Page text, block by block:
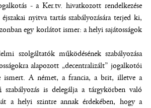
- a Ker.tv. hivatkozott rendelkezése
nyitva tartás szabályozására terjed ki,
egy korlátot ismer: a helyi sajátosságok
szolgáltatók működésének szabályozása
alapozott „decentralizált” jogalkotói
ismert. A német, a francia, a brit, illetve a
is delegálja a tárgykörben való
a helyi szintre annak érdekében, hogy a